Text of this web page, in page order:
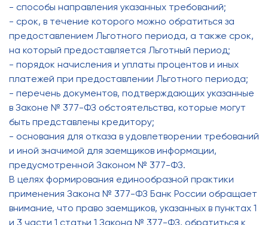
- способы направления указанных требований;
- срок, в течение которого можно обратиться за
предоставлением Льготного периода, а также срок,
на который предоставляется Льготный период;
- порядок начисления и уплаты процентов и иных
платежей при предоставлении Льготного периода;
- перечень документов, подтверждающих указанные
в Законе № 377-ФЗ обстоятельства, которые могут
быть представлены кредитору;
- основания для отказа в удовлетворении требований
и иной значимой для заемщиков информации,
предусмотренной Законом № 377-ФЗ.
В целях формирования единообразной практики
применения Закона № 377-ФЗ Банк России обращает
внимание, что право заемщиков, указанных в пунктах 1
и 3 части 1 статьи 1 Закона № 377-ФЗ, обратиться к